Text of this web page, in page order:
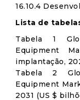
16.10.4
Lista de
Tabela 1
Equipment
implantação,
Tabela 2
Equipment
2031 (US $